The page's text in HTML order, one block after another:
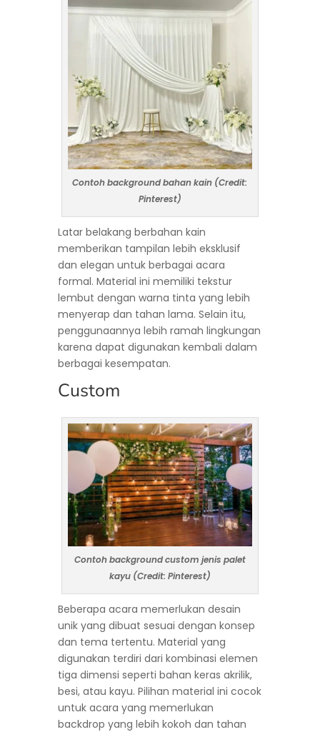
Contoh background bahan kain (Credit:
Pinterest)
Latar belakang berbahan kain
memberikan tampilan lebih eksklusif
dan elegan untuk berbagai acara
formal. Material ini memiliki tekstur
lembut dengan warna tinta yang lebih
menyerap dan tahan lama. Selain itu,
penggunaannya lebih ramah lingkungan
karena dapat digunakan kembali dalam
berbagai kesempatan.
Custom
Contoh background custom jenis palet
kayu (Credit: Pinterest)
Beberapa acara memerlukan desain
unik yang dibuat sesuai dengan konsep
dan tema tertentu. Material yang
digunakan terdiri dari kombinasi elemen
tiga dimensi seperti bahan keras akrilik,
besi, atau kayu. Pilihan material ini cocok
untuk acara yang memerlukan
backdrop yang lebih kokoh dan tahan